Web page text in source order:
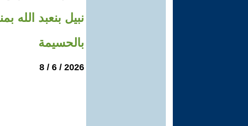
نبيل بنعبد الله
بالحسيمة
2026 / 6 / 8